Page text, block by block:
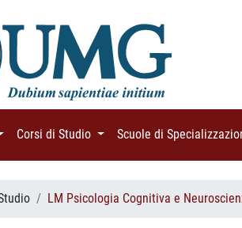
Corsi di Studio (current)Scuole di
LM Psicologia Cognitiva e